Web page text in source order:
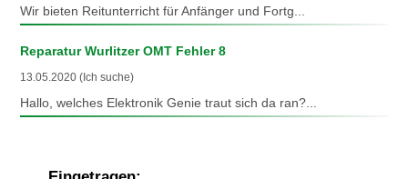
Wir bieten Reitunterricht für Anfänger und Fortg...
Reparatur Wurlitzer OMT Fehler 8
13.05.2020 (Ich suche)
Hallo, welches Elektronik Genie traut sich da ran?...